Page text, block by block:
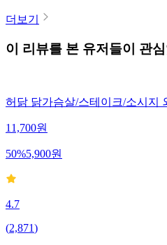
더보기
이 리뷰를 본 유저들이 관
허닭 닭가슴살/스테이크/소시지
11,700원
50%5,900원
4.7
(2,871)